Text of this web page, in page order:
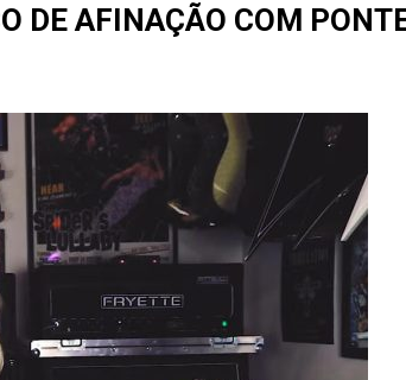
DE AFINAÇÃO COM